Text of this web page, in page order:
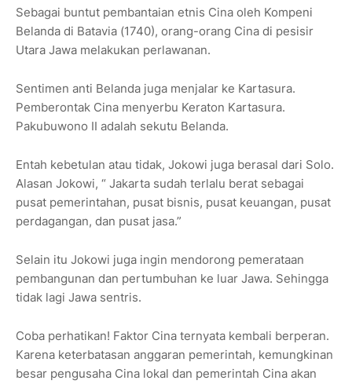
Sebagai buntut pembantaian etnis Cina oleh Kompeni
Belanda di Batavia (1740), orang-orang Cina di pesisir
Utara Jawa melakukan perlawanan.
Sentimen anti Belanda juga menjalar ke Kartasura.
Pemberontak Cina menyerbu Keraton Kartasura.
Pakubuwono II adalah sekutu Belanda.
Entah kebetulan atau tidak, Jokowi juga berasal dari Solo.
Alasan Jokowi, “ Jakarta sudah terlalu berat sebagai
pusat pemerintahan, pusat bisnis, pusat keuangan, pusat
perdagangan, dan pusat jasa.”
Selain itu Jokowi juga ingin mendorong pemerataan
pembangunan dan pertumbuhan ke luar Jawa. Sehingga
tidak lagi Jawa sentris.
Coba perhatikan! Faktor Cina ternyata kembali berperan.
Karena keterbatasan anggaran pemerintah, kemungkinan
besar pengusaha Cina lokal dan pemerintah Cina akan